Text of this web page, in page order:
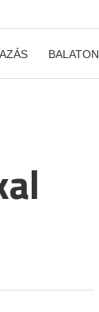
BALATON